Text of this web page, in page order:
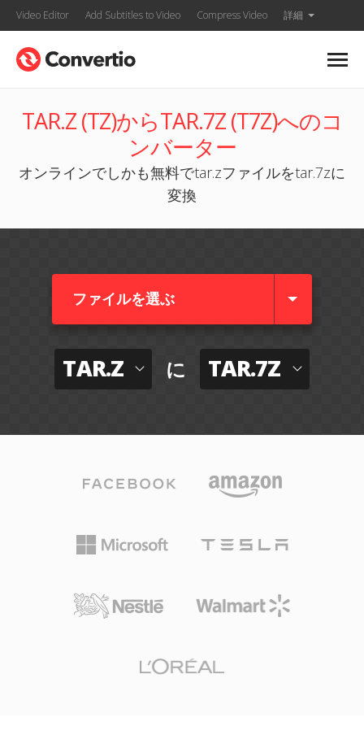
Video Editor Add Subtitles to Video Compress Video 詳細
TAR.Z (TZ)からTAR.7Z (T7Z)へのコ
ンバーター
オンラインでしかも無料でtar.zファイルをtar.7zに
変換
ファイルを選ぶ
TAR.Z に TAR.7Z